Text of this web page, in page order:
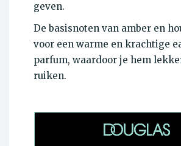
geven.
De basisnoten van amber en
voor een warme en krachtige
parfum, waardoor je hem
ruiken.